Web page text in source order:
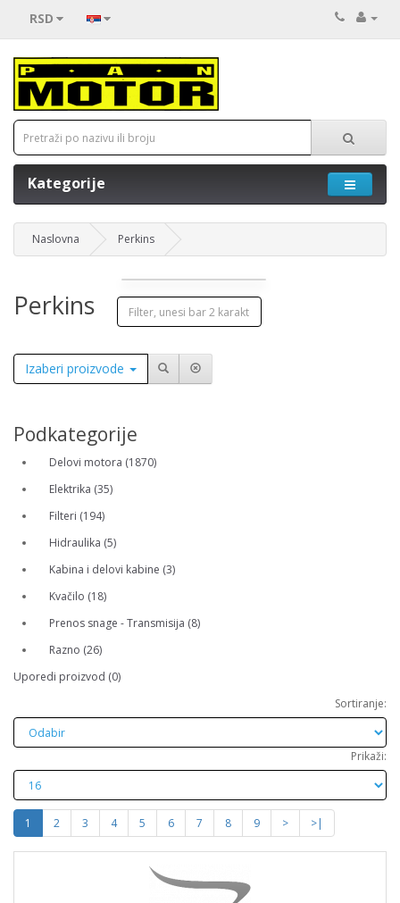
RSD
Kategorije
Naslovna Perkins
Perkins
Izaberi proizvode
Podkategorije
Delovi motora (1870)
Elektrika (35)
Filteri (194)
Hidraulika (5)
Kabina i delovi kabine (3)
Kvačilo (18)
Prenos snage - Transmisija (8)
Razno (26)
Uporedi proizvod (0)
Sortiranje:
Prikaži:
1 2 3 4 5 6 7 8 9 > >|